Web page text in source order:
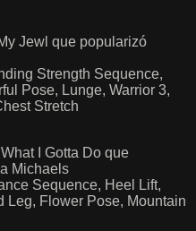
Jewl que popularizó
Strength Sequence,
Pose, Lunge, Warrior 3,
Stretch
I Gotta Do que
Michaels
Sequence, Heel Lift,
Leg, Flower Pose, Mountain